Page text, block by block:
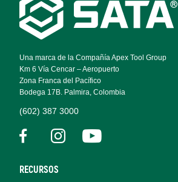
Footer
Navigation
Una marca de la Compañía Apex Tool Group
Km 6 Vía Cencar – Aeropuerto
Zona Franca del Pacífico
Bodega 17B. Palmira, Colombia
(602) 387 3000
RECURSOS